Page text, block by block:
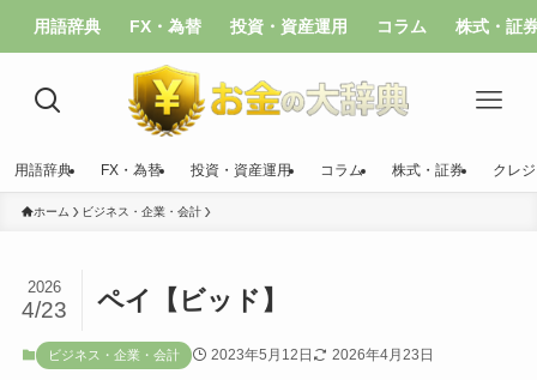
用語辞典 FX・為替 投資・資産運用 コラム 株式・証
用語辞典 FX・為替 投資・資産運用 コラム 株式・証券 クレ
ホーム ビジネス・企業・会計
ペイ【ビッド】
2026
4/23
ビジネス・企業・会計 2023年5月12日 2026年4月23日